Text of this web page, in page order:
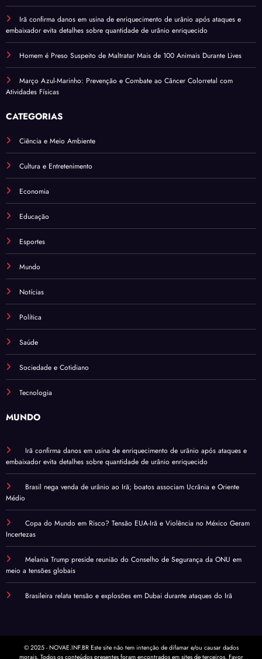
Irã confirma danos em usina de enriquecimento de urânio após ataques e
embaixador evita detalhes sobre quantidade de urânio enriquecido
Homem é Preso Suspeito de Maltratar Mais de 100 Animais Durante Lives
Março Azul-Marinho: Prevenção e Combate ao Câncer Colorretal com
Atividades Físicas
CATEGORIAS
Ciência e Meio Ambiente
Cultura e Entretenimento
Economia
Educação
Esportes
Mundo
Notícias
Política
Saúde
Sociedade e Cotidiano
Tecnologia
MUNDO
Irã confirma danos em usina de enriquecimento de urânio após ataques e
embaixador evita detalhes sobre quantidade de urânio enriquecido
Brasil nega venda de urânio ao Irã; boatos associam Ucrânia e Oriente
Médio
Copa do Mundo em Risco? Tensão EUA-Irã e Violência no México Geram
Incertezas
Melania Trump preside reunião do Conselho de Segurança da ONU em
meio a tensões globais
Brasileira relata tensão e explosões em Dubai durante ataques do Irã
© 2025 - NOVAE.INF.BR Este site não tem intenção de difamar e/ou causar dados
morais. Todos os conteúdos presentes foram encontrados em sites de terceiros. Favor